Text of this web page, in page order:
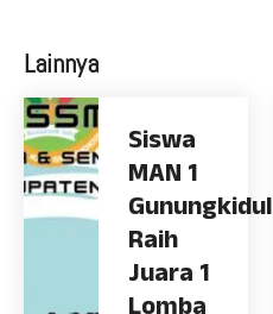
Lainnya
Siswa
MAN 1
Gunungkidul
Raih
Juara 1